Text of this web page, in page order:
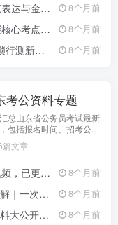
表达与金句提升指南 8个月前
精编+思维导图系统课 8个月前
题解析（免费下载） 8个月前
考公资料专题
总山东省公务员考试最新
包括报名时间、招考公
位表、笔试科目及行测申
指南。通过政策解读和考
点，合理安排备考计划，
篇文章
申论265节视频课程 8个月前
海 ·北京 ·天津 ·江苏）试卷＋详解 8个月前
岸就靠它！ 8个月前